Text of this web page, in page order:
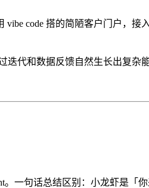
vibe code 搭的简陋客户门户
代和数据反馈自然生长出复杂
。一句话总结区别：小龙虾是「